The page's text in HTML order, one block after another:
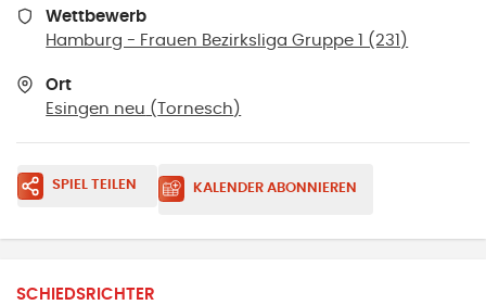
Wettbewerb
Hamburg - Frauen Bezirksliga Gruppe 1 (231)
Ort
Esingen neu ( Tornesch )
SPIEL TEILEN KALENDER ABONNIEREN
SCHIEDSRICHTER